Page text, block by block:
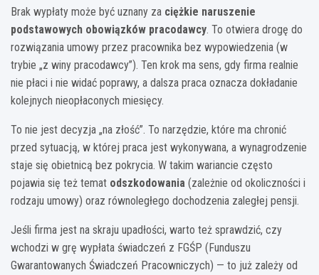
Brak wypłaty może być uznany za ciężkie naruszenie
podstawowych obowiązków pracodawcy. To otwiera drogę do
rozwiązania umowy przez pracownika bez wypowiedzenia (w
trybie „z winy pracodawcy”). Ten krok ma sens, gdy firma realnie
nie płaci i nie widać poprawy, a dalsza praca oznacza dokładanie
kolejnych nieopłaconych miesięcy.
To nie jest decyzja „na złość”. To narzędzie, które ma chronić
przed sytuacją, w której praca jest wykonywana, a wynagrodzenie
staje się obietnicą bez pokrycia. W takim wariancie często
pojawia się też temat odszkodowania (zależnie od okoliczności i
rodzaju umowy) oraz równoległego dochodzenia zaległej pensji.
Jeśli firma jest na skraju upadłości, warto też sprawdzić, czy
wchodzi w grę wypłata świadczeń z FGŚP (Funduszu
Gwarantowanych Świadczeń Pracowniczych) — to już zależy od